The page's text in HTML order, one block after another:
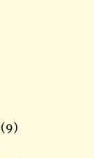
(9)